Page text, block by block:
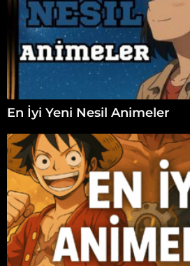
En İyi Yeni Nesil Animeler